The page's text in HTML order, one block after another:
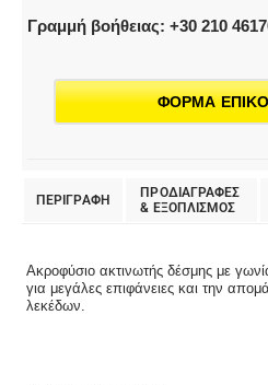
Γραμμή βοήθειας: +30 210
ΦΟΡΜΑ
ΠΕΡΙΓΡΑΦΗ
ΠΡΟΔΙΑΓΡΑΦΕΣ
& EΞΟΠΛΙΣΜΟΣ
Ακροφύσιο ακτινωτής δέσμης με
για μεγάλες επιφάνειες και την
λεκέδων.